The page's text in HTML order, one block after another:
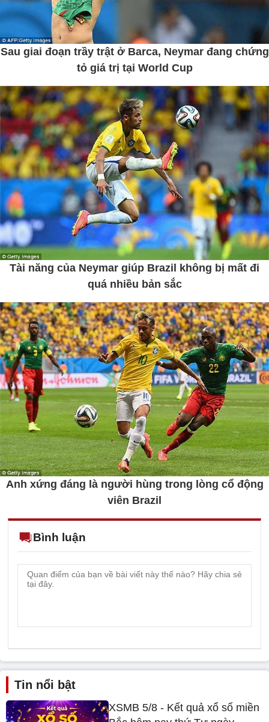
Sau giai đoạn trầy trật ở Barca, Neymar đang chứng
tỏ giá trị tại World Cup
Tài năng của Neymar giúp Brazil không bị mất đi
quá nhiều bản sắc
Anh xứng đáng là người hùng trong lòng cổ động
viên Brazil
Bình luận
Tin nổi bật
XSMB 5/8 - Kết quả xổ số miền